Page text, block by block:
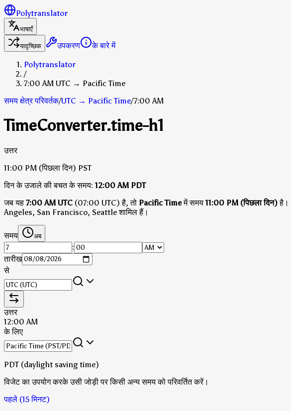
Polytranslator
भाषाएँ
यादृच्छिक
उपकरण
के बारे में
Polytranslator
/
7:00 AM UTC → Pacific Time
समय क्षेत्र परिवर्तक/UTC → Pacific Time/7:00 AM
TimeConverter.time-h1
उत्तर
11:00 PM (पिछला दिन) PST
दिन के उजाले की बचत के समय: 12:00 AM PDT
जब यह 7:00 AM UTC (07:00 UTC) है, तो Pacific Timeमें समय11:00 PM (पिछला दिन)है।
Angeles, San Francisco, Seattle शामिल हैं।
समय अब
:
तारीख
से
उत्तर
12:00 AM
के लिए
PDT (daylight saving time)
विजेट का उपयोग करके उसी जोड़ी पर किसी अन्य समय को परिवर्तित करें।
पहले (15 मिनट)